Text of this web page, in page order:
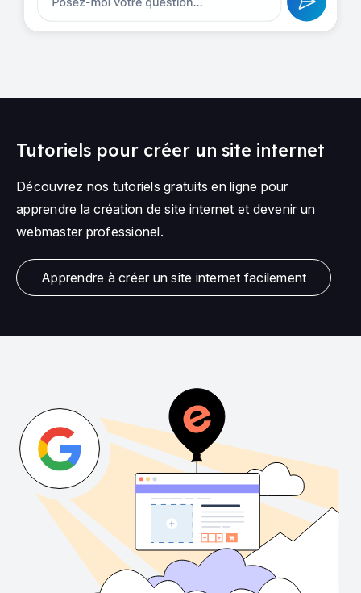
Tutoriels pour créer un site internet
Découvrez nos tutoriels gratuits en ligne pour
apprendre la création de site internet et devenir un
webmaster professionel.
Apprendre à créer un site internet facilement